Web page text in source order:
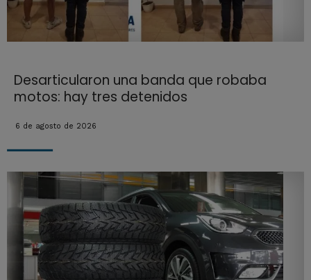
Desarticularon una banda que robaba
motos: hay tres detenidos
6 de agosto de 2026